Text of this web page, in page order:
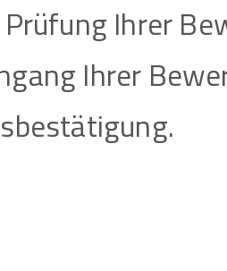
Ihrer
Ihrer